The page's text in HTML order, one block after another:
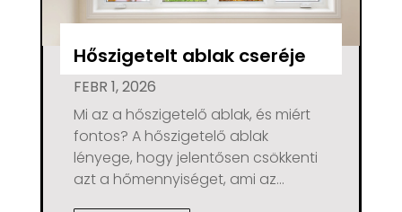
Hőszigetelt ablak cseréje
FEBR 1, 2026
Mi az a hőszigetelő ablak, és miért
fontos? A hőszigetelő ablak
lényege, hogy jelentősen csökkenti
azt a hőmennyiséget, ami az...